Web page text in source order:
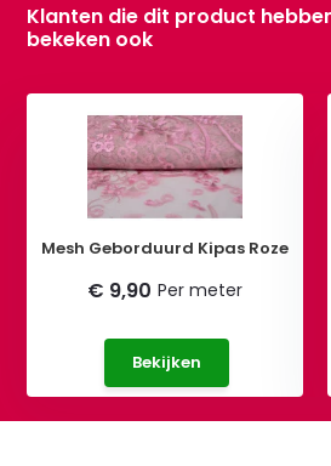
Klanten die dit product
bekeken ook
Mesh Geborduurd Kipas Roze
€ 9,90 Per meter
Bekijken